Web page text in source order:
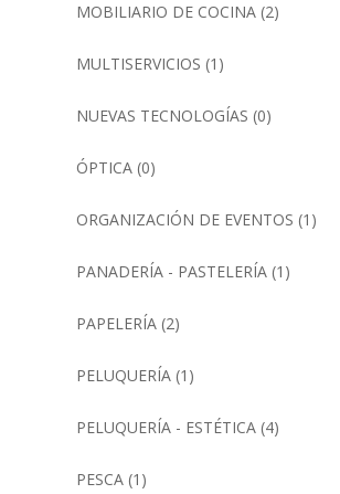
MOBILIARIO DE COCINA(2)
MULTISERVICIOS (1)
NUEVAS TECNOLOGÍAS (0)
ÓPTICA(0)
ORGANIZACIÓN DE EVENTOS (1)
PANADERÍA - PASTELERÍA(1)
PAPELERÍA(2)
PELUQUERÍA(1)
PELUQUERÍA - ESTÉTICA(4)
PESCA(1)